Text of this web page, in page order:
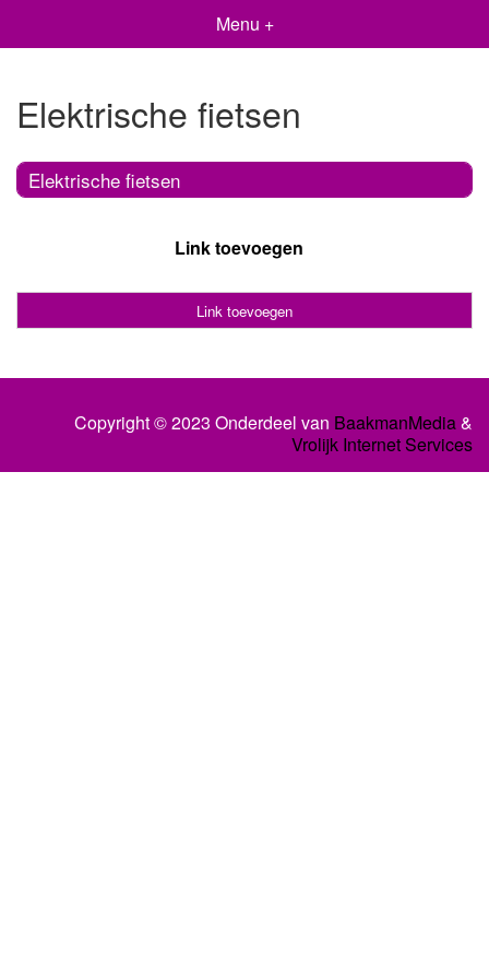
Menu +
Elektrische fietsen
Elektrische fietsen
Link toevoegen
Link toevoegen
Copyright © 2023 Onderdeel van BaakmanMedia&
Vrolijk Internet Services